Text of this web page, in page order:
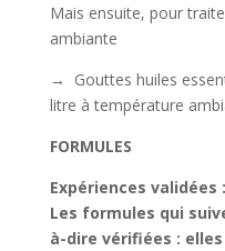
Mais ensuite, pour
ambiante
→ Gouttes huiles
litre à température
FORMULES
Expériences validées :
Les formules qui
à-dire vérifiées :